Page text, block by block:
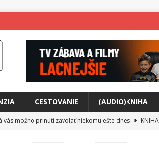
CESTOVANIE (AUDIO)KNIHA
vás možno prinúti zavolať niekomu ešte dnes
KNIHA